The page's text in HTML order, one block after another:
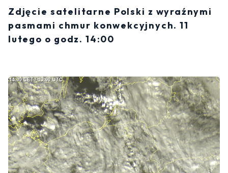
Zdjęcie satelitarne Polski z wyraźnymi
pasmami chmur konwekcyjnych. 11
lutego o godz. 14:00